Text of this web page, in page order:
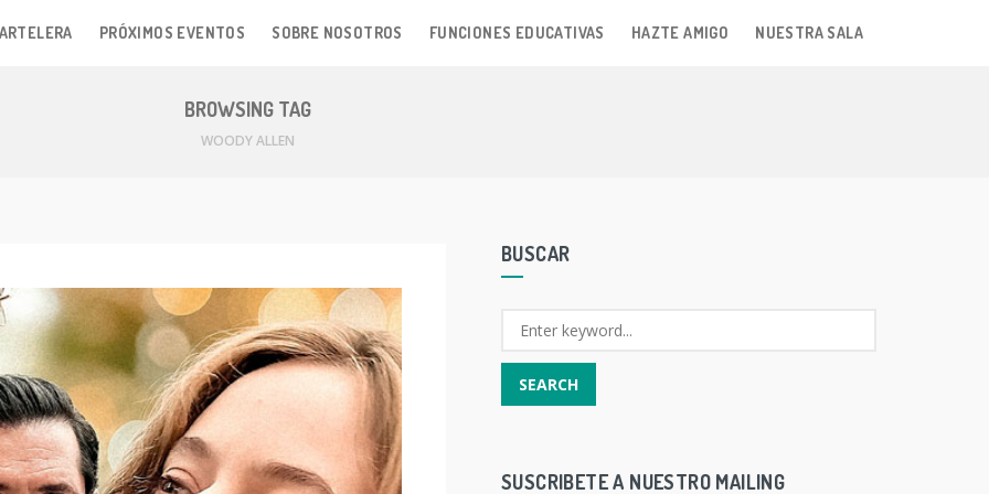
PRÓXIMOS EVENTOS SOBRE NOSOTROS FUNCIONES EDUCATIVAS HAZTE AMIGO NUESTRA SALA
BROWSING TAG
WOODY ALLEN
BUSCAR
SUSCRIBETE A NUESTRO MAILING